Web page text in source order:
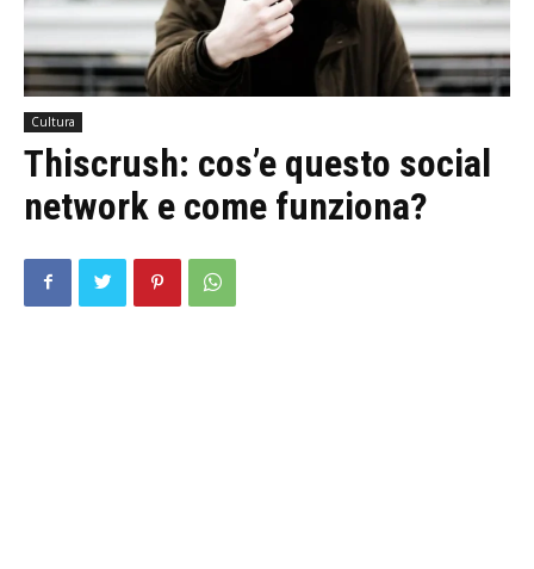
Cultura
Thiscrush: cos’e questo social
network e come funziona?